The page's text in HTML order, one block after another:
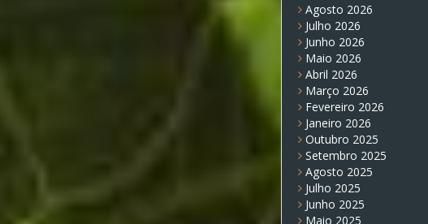
Agosto 2026
Julho 2026
Junho 2026
Maio 2026
Abril 2026
Março 2026
Fevereiro 2026
Janeiro 2026
Outubro 2025
Setembro 2025
Agosto 2025
Julho 2025
Junho 2025
Maio 2025